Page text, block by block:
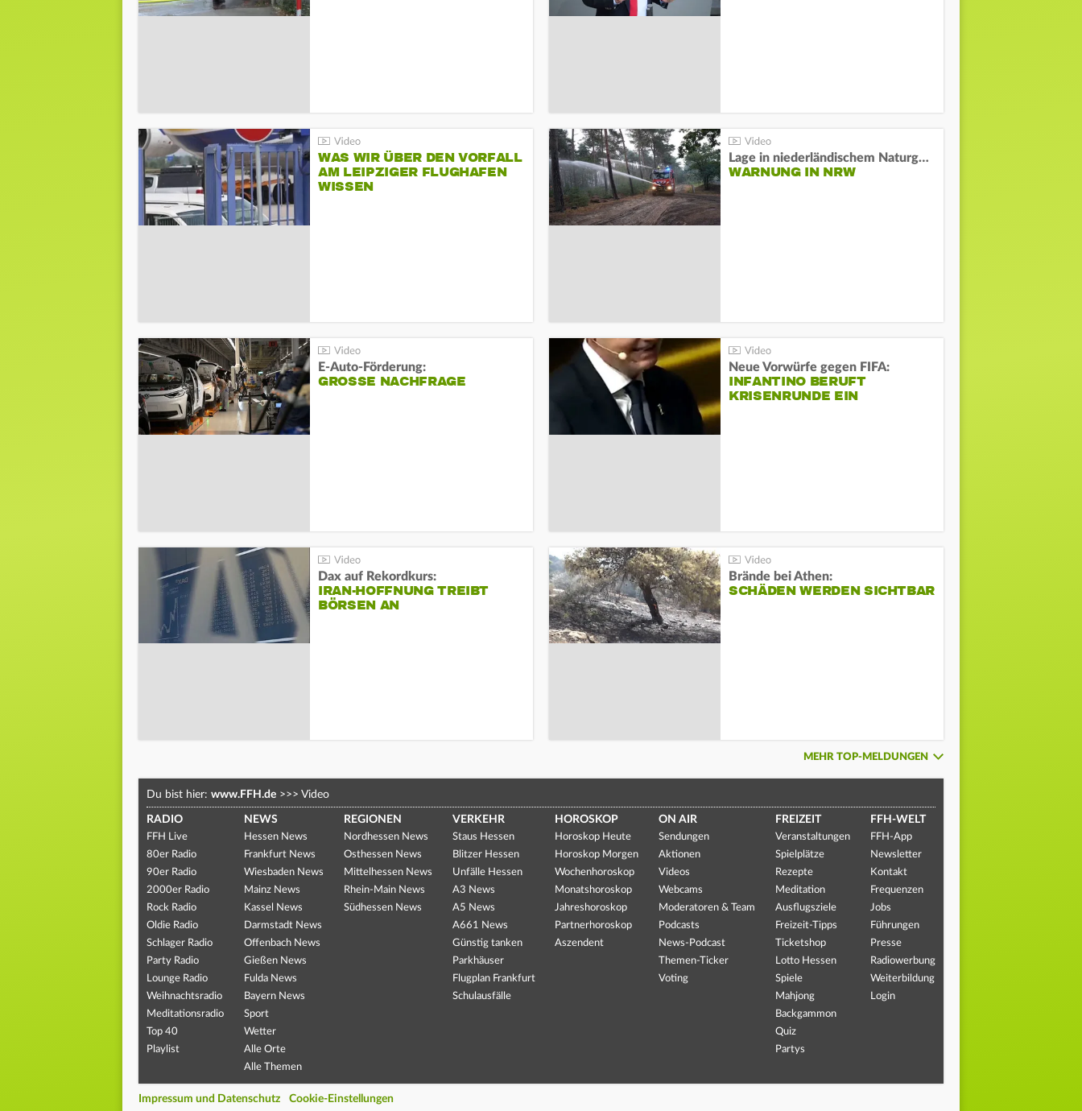
WAS WIR ÜBER DEN VORFALL
AM LEIPZIGER FLUGHAFEN
WISSEN
Lage in niederländischem Naturgebiet stabil
WARNUNG IN NRW
E-Auto-Förderung:
GROSSE NACHFRAGE
Neue Vorwürfe gegen FIFA:
INFANTINO BERUFT
KRISENRUNDE EIN
Dax auf Rekordkurs:
IRAN-HOFFNUNG TREIBT
BÖRSEN AN
Brände bei Athen:
SCHÄDEN WERDEN SICHTBAR
MEHR TOP-MELDUNGEN
Du bist hier: www.FFH.de >>> Video
RADIO
FFH Live
80er Radio
90er Radio
2000er Radio
Rock Radio
Oldie Radio
Schlager Radio
Party Radio
Lounge Radio
Weihnachtsradio
Meditationsradio
Top 40
Playlist
NEWS
Hessen News
Frankfurt News
Wiesbaden News
Mainz News
Kassel News
Darmstadt News
Offenbach News
Gießen News
Fulda News
Bayern News
Sport
Wetter
Alle Orte
Alle Themen
REGIONEN
Nordhessen News
Osthessen News
Mittelhessen News
Rhein-Main News
Südhessen News
VERKEHR
Staus Hessen
Blitzer Hessen
Unfälle Hessen
A3 News
A5 News
A661 News
Günstig tanken
Parkhäuser
Flugplan Frankfurt
Schulausfälle
HOROSKOP
Horoskop Heute
Horoskop Morgen
Wochenhoroskop
Monatshoroskop
Jahreshoroskop
Partnerhoroskop
Aszendent
ON AIR
Sendungen
Aktionen
Videos
Webcams
Moderatoren & Team
Podcasts
News-Podcast
Themen-Ticker
Voting
FREIZEIT
Veranstaltungen
Spielplätze
Rezepte
Meditation
Ausflugsziele
Freizeit-Tipps
Ticketshop
Lotto Hessen
Spiele
Mahjong
Backgammon
Quiz
Partys
FFH-WELT
FFH-App
Newsletter
Kontakt
Frequenzen
Jobs
Führungen
Presse
Radiowerbung
Weiterbildung
Login
Impressum und Datenschutz Cookie-Einstellungen